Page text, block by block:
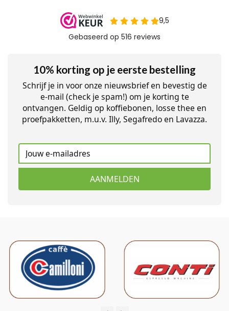
10% korting op je eerste bestelling
Schrijf je in voor onze nieuwsbrief en bevestig de
e-mail (check je spam!) om je korting te
ontvangen. Geldig op koffiebonen, losse thee en
proefpakketten, m.u.v. Illy, Segafredo en Lavazza.
AANMELDEN